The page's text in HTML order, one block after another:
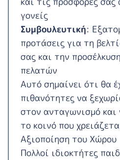
γονείς
Συμβουλευτική:
προτάσεις για τη
σας και την
πελατών
Αυτό σημαίνει ότι θα
πιθανότητες να
στον ανταγωνισμό και
το κοινό που
Αξιοποίηση του Χώρου
Πολλοί ιδιοκτήτες